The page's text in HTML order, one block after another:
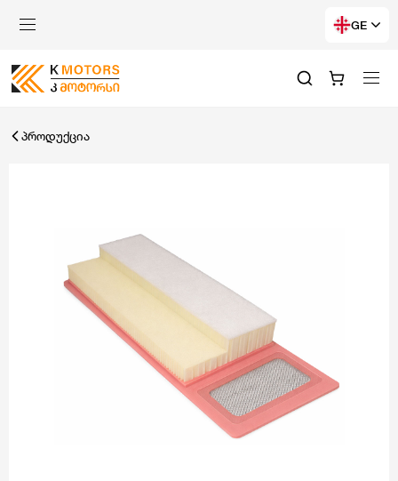
GE
პროდუქცია